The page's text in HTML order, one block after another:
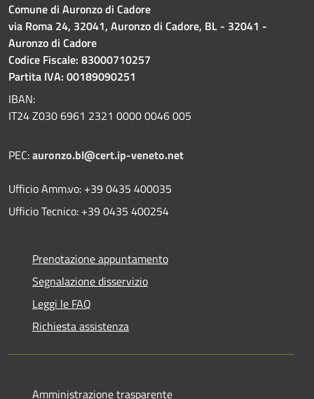
Comune di Auronzo di Cadore
via Roma 24, 32041, Auronzo di Cadore, BL - 32041 -
Auronzo di Cadore
Codice Fiscale: 83000710257
Partita IVA: 00189090251
IBAN:
IT24 Z030 6961 2321 0000 0046 005
PEC:auronzo.bl@cert.ip-veneto.net
Ufficio Amm.vo: +39 0435 400035
Ufficio Tecnico: +39 0435 400254
Prenotazione appuntamento
Segnalazione disservizio
Leggi le FAQ
Richiesta assistenza
Amministrazione trasparente